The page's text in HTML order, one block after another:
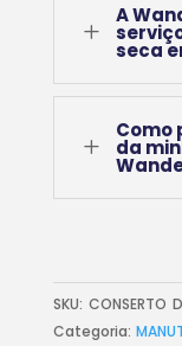
L
A
seca
L
Como
da
SKU:CONSERTO
Categoria: